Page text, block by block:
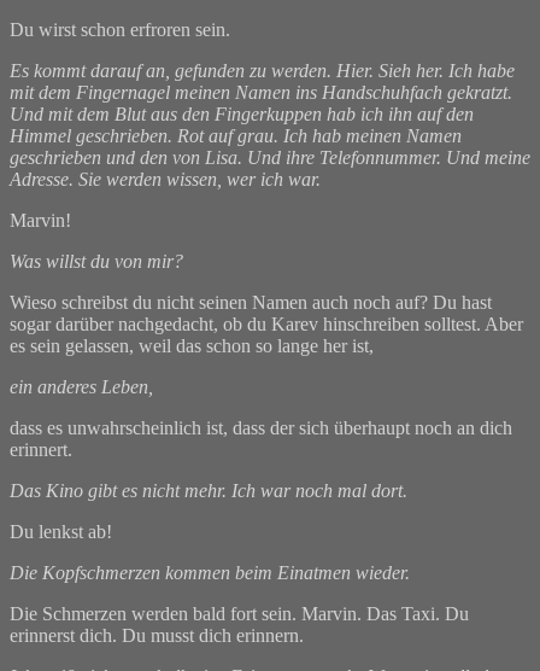
Du wirst schon erfroren sein.
Es kommt darauf an, gefunden zu werden. Hier. Sieh her. Ich habe
mit dem Fingernagel meinen Namen ins Handschuhfach gekratzt.
Und mit dem Blut aus den Fingerkuppen hab ich ihn auf den
Himmel geschrieben. Rot auf grau. Ich hab meinen Namen
geschrieben und den von Lisa. Und ihre Telefonnummer. Und meine
Adresse. Sie werden wissen, wer ich war.
Marvin!
Was willst du von mir?
Wieso schreibst du nicht seinen Namen auch noch auf? Du hast
sogar darüber nachgedacht, ob du Karev hinschreiben solltest. Aber
es sein gelassen, weil das schon so lange her ist,
ein anderes Leben,
dass es unwahrscheinlich ist, dass der sich überhaupt noch an dich
erinnert.
Das Kino gibt es nicht mehr. Ich war noch mal dort.
Du lenkst ab!
Die Kopfschmerzen kommen beim Einatmen wieder.
Die Schmerzen werden bald fort sein. Marvin. Das Taxi. Du
erinnerst dich. Du musst dich erinnern.